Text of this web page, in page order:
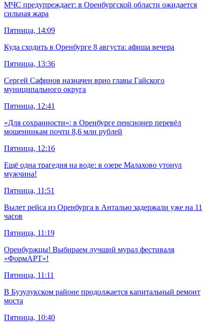
МЧС предупреждает: в Оренбургской области ожидается
сильная жара
Пятница, 14:09
Куда сходить в Оренбурге 8 августа: афиша вечера
Пятница, 13:36
Сергей Сафинов назначен врио главы Гайского
муниципального округа
Пятница, 12:41
«Для сохранности»: в Оренбурге пенсионер перевёл
мошенникам почти 8,6 млн рублей
Пятница, 12:16
Ещё одна трагедия на воде: в озере Малахово утонул
мужчина!
Пятница, 11:51
Вылет рейса из Оренбурга в Анталью задержали уже на 11
часов
Пятница, 11:19
Оренбуржцы! Выбираем лучший мурал фестиваля
«ФормАРТ»!
Пятница, 11:11
В Бузулукском районе продолжается капитальный ремонт
моста
Пятница, 10:40